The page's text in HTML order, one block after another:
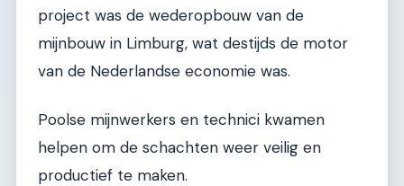
project was de wederopbouw van de
mijnbouw in Limburg, wat destijds de motor
van de Nederlandse economie was.
Poolse mijnwerkers en technici kwamen
helpen om de schachten weer veilig en
productief te maken.